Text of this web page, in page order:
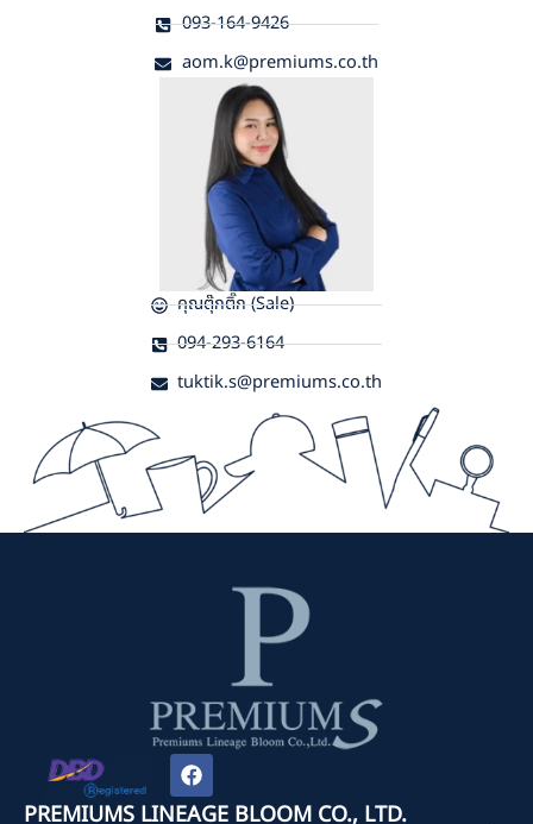
093-164-9426
aom.k@premiums.co.th
คุณตุ๊กติ๊ก (Sale)
094-293-6164
tuktik.s@premiums.co.th
F
a
c
PREMIUMS LINEAGE BLOOM CO., LTD.